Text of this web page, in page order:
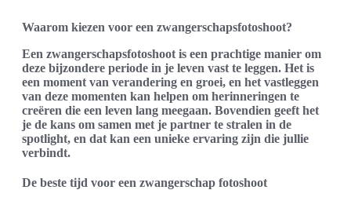
Waarom kiezen voor een zwangerschapsfotoshoot?
Een zwangerschapsfotoshoot is een prachtige manier om
deze bijzondere periode in je leven vast te leggen. Het is
een moment van verandering en groei, en het vastleggen
van deze momenten kan helpen om herinneringen te
creëren die een leven lang meegaan. Bovendien geeft het
je de kans om samen met je partner te stralen in de
spotlight, en dat kan een unieke ervaring zijn die jullie
verbindt.
De beste tijd voor een zwangerschap fotoshoot